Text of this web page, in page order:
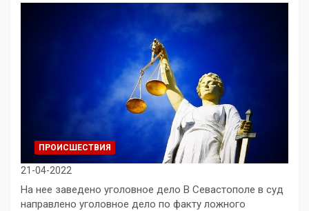
ПРОИСШЕСТВИЯ
21-04-2022
На нее заведено уголовное дело В Севастополе в суд
направлено уголовное дело по факту ложного